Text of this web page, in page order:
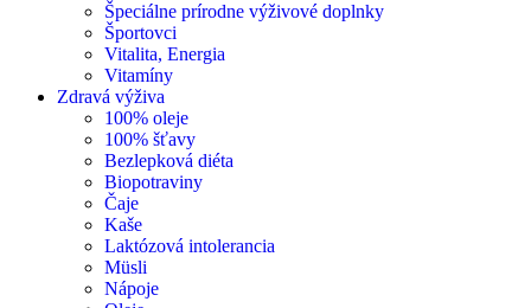
Špeciálne prírodne výživové doplnky
Športovci
Vitalita, Energia
Vitamíny
Zdravá výživa
100% oleje
100% šťavy
Bezlepková diéta
Biopotraviny
Čaje
Kaše
Laktózová intolerancia
Müsli
Nápoje